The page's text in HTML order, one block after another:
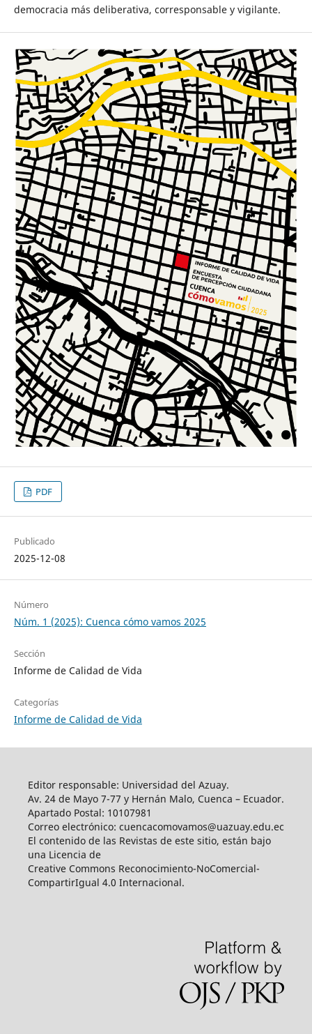
democracia más deliberativa, corresponsable y vigilante.
PDF
Publicado
2025-12-08
Número
Núm. 1 (2025): Cuenca cómo vamos 2025
Sección
Informe de Calidad de Vida
Categorías
Informe de Calidad de Vida
Editor responsable: Universidad del Azuay.
Av. 24 de Mayo 7-77 y Hernán Malo, Cuenca – Ecuador.
Apartado Postal: 10107981
Correo electrónico: cuencacomovamos@uazuay.edu.ec
El contenido de las Revistas de este sitio, están bajo
una Licencia de
Creative Commons Reconocimiento-NoComercial-
CompartirIgual 4.0 Internacional.